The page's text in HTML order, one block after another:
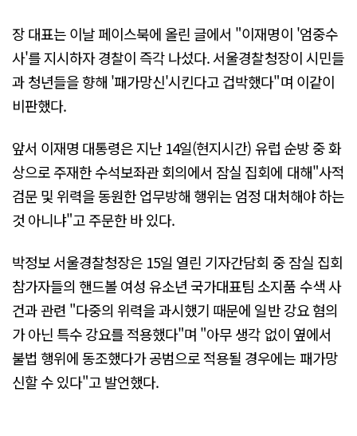
장 대표는 이날 페이스북에 올린 글에서 "이재명이 '엄중수
사'를 지시하자 경찰이 즉각 나섰다. 서울경찰청장이 시민들
과 청년들을 향해 '패가망신'시킨다고 겁박했다"며 이같이
비판했다.
앞서 이재명 대통령은 지난 14일(현지시간) 유럽 순방 중 화
상으로 주재한 수석보좌관 회의에서 잠실 집회에 대해"사적
검문 및 위력을 동원한 업무방해 행위는 엄정 대처해야 하는
것 아니냐"고 주문한 바 있다.
박정보 서울경찰청장은 15일 열린 기자간담회 중 잠실 집회
참가자들의 핸드볼 여성 유소년 국가대표팀 소지품 수색 사
건과 관련 "다중의 위력을 과시했기 때문에 일반 강요 혐의
가 아닌 특수 강요를 적용했다"며 "아무 생각 없이 옆에서
불법 행위에 동조했다가 공범으로 적용될 경우에는 패가망
신할 수 있다"고 발언했다.